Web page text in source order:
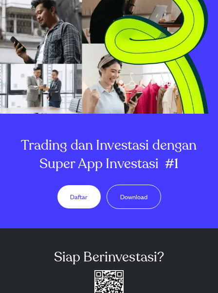
Trading dan Investasi dengan
Super App Investasi #1
Daftar Download
Siap Berinvestasi?